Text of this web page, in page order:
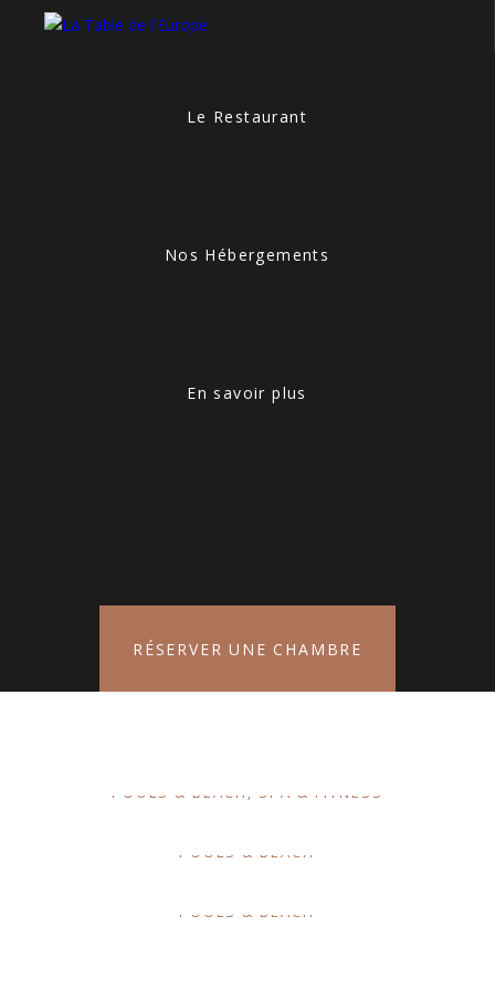
Le Restaurant
Nos Hébergements
En savoir plus
RÉSERVER UNE CHAMBRE
POOLS & BEACH SPA & FITNESS
POOLS & BEACH
Et odio pellentesque
POOLS & BEACH